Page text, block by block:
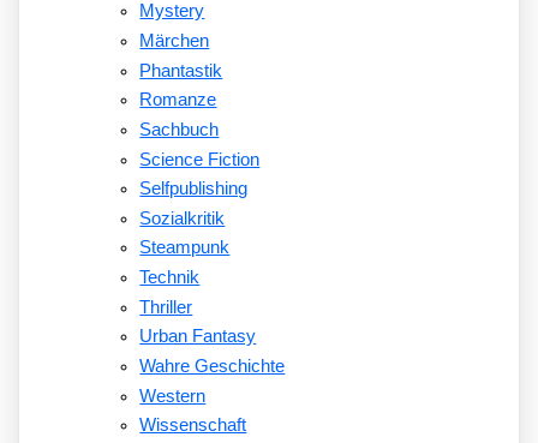
Mystery
Märchen
Phantastik
Romanze
Sachbuch
Science Fiction
Selfpublishing
Sozialkritik
Steampunk
Technik
Thriller
Urban Fantasy
Wahre Geschichte
Western
Wissenschaft